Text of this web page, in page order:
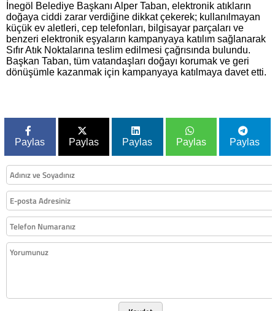
İnegöl Belediye Başkanı Alper Taban, elektronik atıkların
doğaya ciddi zarar verdiğine dikkat çekerek; kullanılmayan
küçük ev aletleri, cep telefonları, bilgisayar parçaları ve
benzeri elektronik eşyaların kampanyaya katılım sağlanarak
Sıfır Atık Noktalarına teslim edilmesi çağrısında bulundu.
Başkan Taban, tüm vatandaşları doğayı korumak ve geri
dönüşümle kazanmak için kampanyaya katılmaya davet etti.
Paylas Paylas Paylas Paylas Paylas